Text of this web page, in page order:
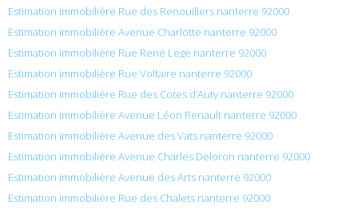
Estimation immobilière Rue des Renouillers nanterre 92000
Estimation immobilière Avenue Charlotte nanterre 92000
Estimation immobilière Rue René Lege nanterre 92000
Estimation immobilière Rue Voltaire nanterre 92000
Estimation immobilière Rue des Cotes d’Auty nanterre 92000
Estimation immobilière Avenue Léon Renault nanterre 92000
Estimation immobilière Avenue des Vats nanterre 92000
Estimation immobilière Avenue Charles Deloron nanterre 92000
Estimation immobilière Avenue des Arts nanterre 92000
Estimation immobilière Rue des Chalets nanterre 92000